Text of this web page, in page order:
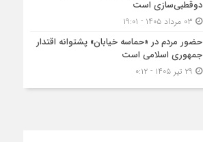
دوقطبی‌سازی است
حضور مردم در «حماسه خیابان» پشتوانه اقتدار
جمهوری اسلامی است